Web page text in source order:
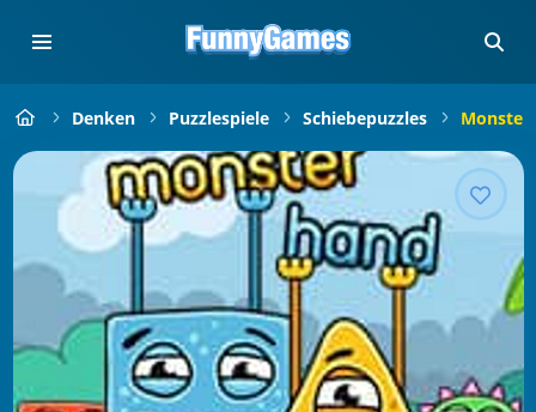
Denken Puzzlespiele Schiebepuzzles Monster